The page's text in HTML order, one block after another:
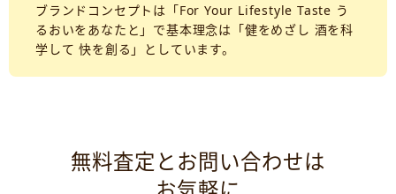
ブランドコンセプトは「For Your Lifestyle Taste う
るおいをあなたと」で基本理念は「健をめざし 酒を科
学して 快を創る」としています。
無料査定とお問い合わせは